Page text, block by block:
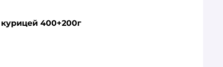
400+200г